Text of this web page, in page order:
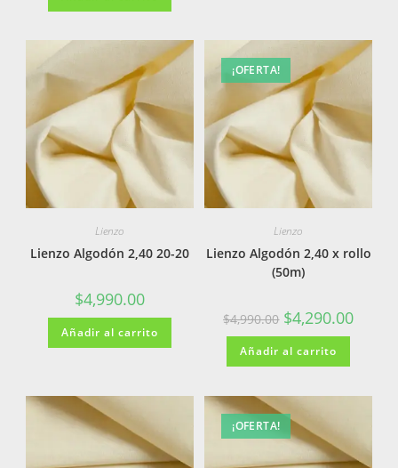
Lienzo
Lienzo Algodón 2,40 20-20
$4,990.00
Añadir al carrito
¡OFERTA!
Lienzo
Lienzo Algodón 2,40 x rollo
(50m)
$4,990.00 $4,290.00
Añadir al carrito
¡OFERTA!